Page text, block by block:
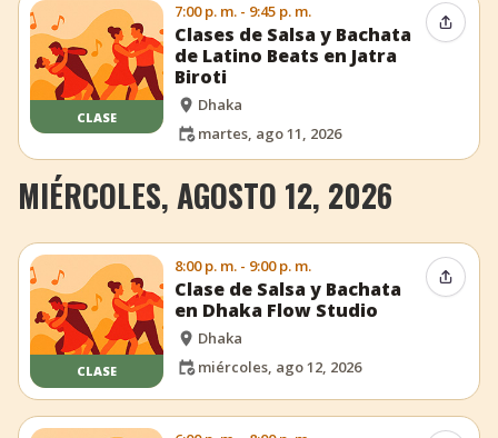
CLASE
7:00 p. m. - 9:45 p. m.
Clases de Salsa y Bachata
de Latino Beats en Jatra
Biroti
Dhaka
martes, ago 11, 2026
MIÉRCOLES, AGOSTO 12, 2026
CLASE
8:00 p. m. - 9:00 p. m.
Clase de Salsa y Bachata
en Dhaka Flow Studio
Dhaka
miércoles, ago 12, 2026